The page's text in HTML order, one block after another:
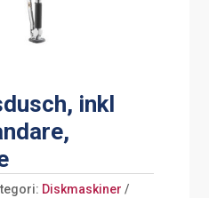
inkl
Diskmaskiner